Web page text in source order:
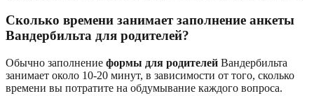
Сколько времени занимает заполнение анкеты
Вандербильта для родителей?
Обычно заполнение формы для родителей Вандербильта
занимает около 10-20 минут, в зависимости от того, сколько
времени вы потратите на обдумывание каждого вопроса.